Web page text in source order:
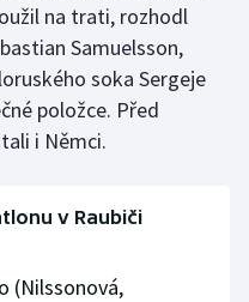
na trati, rozhodl
Samuelsson,
soka Sergeje
položce. Před
i Němci.
v Raubiči
(Nilssonová,